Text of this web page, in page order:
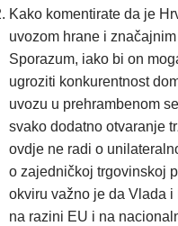
Kako komentirate da je
uvozom hrane i
Sporazum, iako bi on
ugroziti konkurentnost
uvozu u prehrambenom
svako dodatno otvaranje
ovdje ne radi o
o zajedničkoj trgovinskoj
okviru važno je da Vlada
na razini EU i na